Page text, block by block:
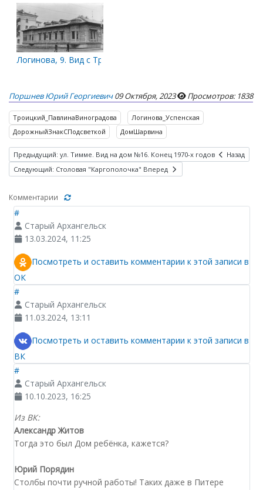
Логинова, 9. Вид с Троицкого
Поршнев Юрий Георгиевич 09 Октября, 2023 Просмотров: 1838
Троицкий_ПавлинаВиноградова
Логинова_Успенская
ДорожныйЗнакСПодсветкой
ДомШарвина
Предыдущий: ул. Тимме. Вид на дом №16. Конец 1970-х годов
Назад
Следующий: Столовая "Каргополочка" Вперед
Комментарии
#
Старый Архангельск
13.03.2024, 11:25
Посмотреть и оставить комментарии к этой записи в
ОК
#
Старый Архангельск
11.03.2024, 13:11
Посмотреть и оставить комментарии к этой записи в
ВК
#
Старый Архангельск
10.10.2023, 16:25
Из ВК:
Александр Житов
Тогда это был Дом ребёнка, кажется?
Юрий Порядин
Столбы почти ручной работы! Таких даже в Питере